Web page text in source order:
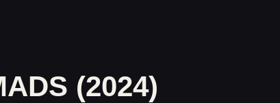
(2024)